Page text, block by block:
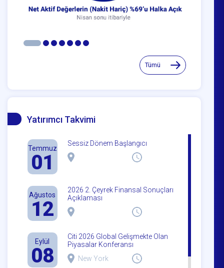
Tümü
Yatırımcı Takvimi
Temmuz
01
Sessiz Dönem Başlangıcı
Ağustos
12
2026 2. Çeyrek Finansal Sonuçları
Açıklaması
Eylül
08
Citi 2026 Global Gelişmekte Olan
Piyasalar Konferansı
New York